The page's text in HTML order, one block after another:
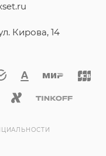
Кирова, 14